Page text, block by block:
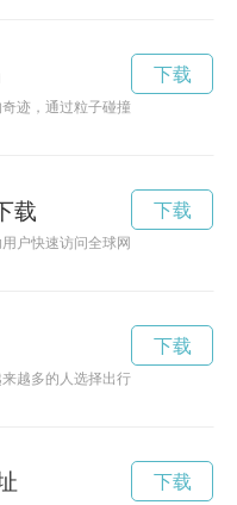
迹，通过粒子碰撞研究，为人类
下载
载
户快速访问全球网络的VPN工具
下载
越多的人选择出行，机场也成为
下载
下载